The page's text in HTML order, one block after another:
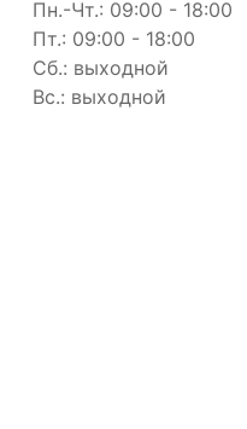
Пн.-Чт.: 09:00 - 18:00
Пт.: 09:00 - 18:00
Сб.: выходной
Вс.: выходной